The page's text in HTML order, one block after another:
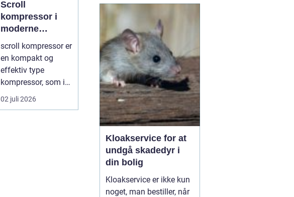
Scroll
kompressor i
moderne
trykluftløsninger
scroll kompressor er
en kompakt og
effektiv type
kompressor, som i
stadigt større grad
vælges til an...
02 juli 2026
fællesareal giver ro i
hovedet, plads til
fællesskab og bedre
rammer for både
mennesker og natur.
Mange i og omkring
Odense vælger derfor en
professionel10 juli 2026
Kloakservice for at
undgå skadedyr i
din bolig
Kloakservice er ikke kun
noget, man bestiller, når